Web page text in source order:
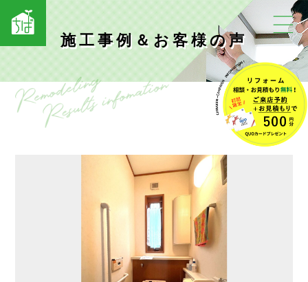
施工事例＆お客様の声